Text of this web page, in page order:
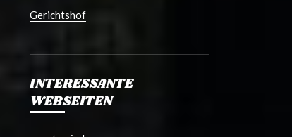
Gerichtshof
INTERESSANTE
WEBSEITEN